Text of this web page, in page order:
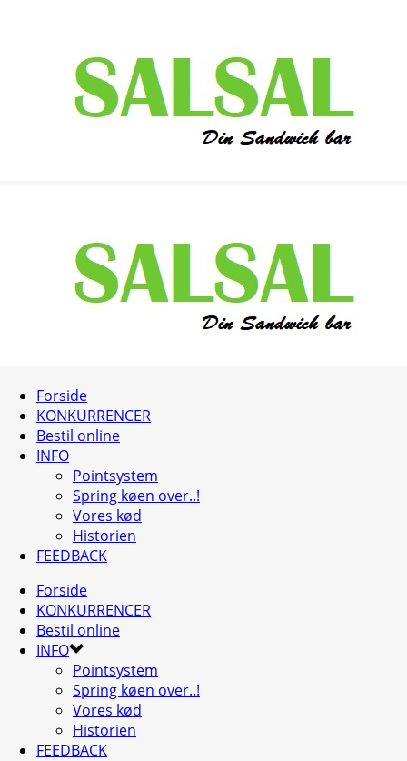
Forside
KONKURRENCER
Bestil online
INFO
Pointsystem
Spring køen over..!
Vores kød
Historien
FEEDBACK
Forside
KONKURRENCER
Bestil online
INFO
Pointsystem
Spring køen over..!
Vores kød
Historien
FEEDBACK